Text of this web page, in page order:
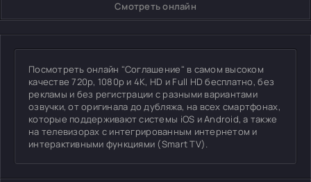
Смотреть онлайн
Посмотреть онлайн "Соглашение" в самом высоком
качестве 720p, 1080p и 4K, HD и Full HD бесплатно, без
рекламы и без регистрации с разными вариантами
озвучки, от оригинала до дубляжа, на всех смартфонах,
которые поддерживают системы iOS и Android, а также
на телевизорах с интегрированным интернетом и
интерактивными функциями (Smart TV).